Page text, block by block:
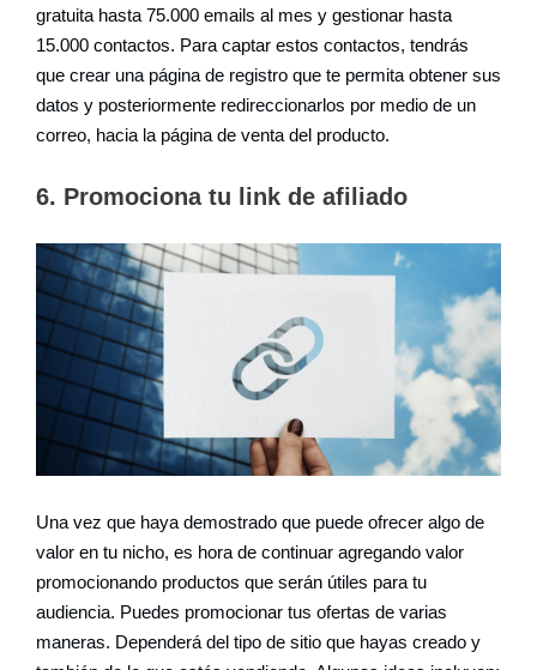
gratuita hasta 75.000 emails al mes y gestionar hasta
15.000 contactos. Para captar estos contactos, tendrás
que crear una página de registro que te permita obtener sus
datos y posteriormente redireccionarlos por medio de un
correo, hacia la página de venta del producto.
6. Promociona tu link de afiliado
Una vez que haya demostrado que puede ofrecer algo de
valor en tu nicho, es hora de continuar agregando valor
promocionando productos que serán útiles para tu
audiencia. Puedes promocionar tus ofertas de varias
maneras. Dependerá del tipo de sitio que hayas creado y